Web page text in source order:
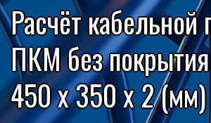
Расчёт кабельной
ПКМ без
450 x 350 x 2 (мм)